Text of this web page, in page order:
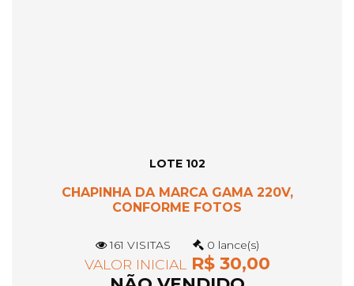
LOTE 102
CHAPINHA DA MARCA GAMA 220V,
CONFORME FOTOS
161 VISITAS 0 lance(s)
VALOR INICIAL R$ 30,00